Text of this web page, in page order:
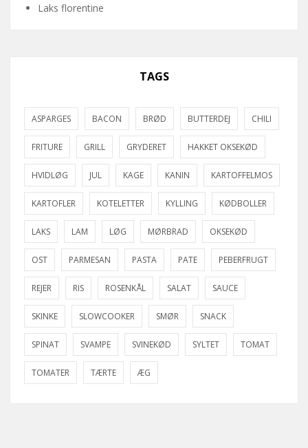
Laks florentine
TAGS
ASPARGES BACON BRØD BUTTERDEJ CHILI
FRITURE GRILL GRYDERET HAKKET OKSEKØD
HVIDLØG JUL KAGE KANIN KARTOFFELMOS
KARTOFLER KOTELETTER KYLLING KØDBOLLER
LAKS LAM LØG MØRBRAD OKSEKØD
OST PARMESAN PASTA PATE PEBERFRUGT
REJER RIS ROSENKÅL SALAT SAUCE
SKINKE SLOWCOOKER SMØR SNACK
SPINAT SVAMPE SVINEKØD SYLTET TOMAT
TOMATER TÆRTE ÆG